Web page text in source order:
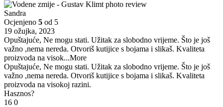
Sandra
Ocjenjeno 5 od 5
19 ožujka, 2023
Opuštajuće, Ne mogu stati. Užitak za slobodno vrijeme. Što je još
važno ,nema nereda. Otvoriš kutijice s bojama i slikaš. Kvaliteta
proizvoda na visok...More
Opuštajuće, Ne mogu stati. Užitak za slobodno vrijeme. Što je još
važno ,nema nereda. Otvoriš kutijice s bojama i slikaš. Kvaliteta
proizvoda na visokoj razini.
Hasznos?
16 0